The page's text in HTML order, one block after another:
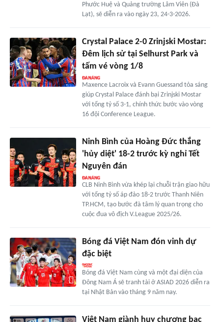
Phước Huệ và Quảng trường Lâm Viên (Đà
Lạt), sẽ diễn ra vào ngày 23, 24-3-2026.
Crystal Palace 2-0 Zrinjski Mostar:
Đêm lịch sử tại Selhurst Park và
tấm vé vòng 1/8
Maxence Lacroix và Evann Guessand tỏa sáng
giúp Crystal Palace đánh bại Zrinjski Mostar
với tổng tỷ số 3-1, chính thức bước vào vòng
16 đội Conference League.
Ninh Bình của Hoàng Đức thắng
'hủy diệt' 18-2 trước kỳ nghỉ Tết
Nguyên đán
CLB Ninh Bình vừa khép lại chuỗi trận giao hữu
với tổng tỷ số áp đảo 18-2 trước Thanh Niên
TP.HCM, tạo bước đà tâm lý quan trọng cho
cuộc đua vô địch V.League 2025/26.
Bóng đá Việt Nam đón vinh dự
đặc biệt
Bóng đá Việt Nam cùng và một đại diện của
Đông Nam Á sẽ tranh tài ở ASIAD 2026 diễn ra
tại Nhật Bản vào tháng 9 năm nay.
Việt Nam giành huy chương bạc